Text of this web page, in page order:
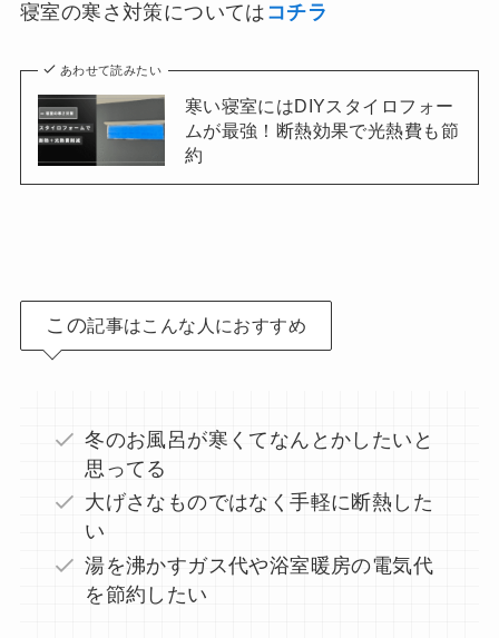
寝室の寒さ対策については コチラ
あわせて読みたい
寒い寝室にはDIYスタイロフォー
ムが最強！断熱効果で光熱費も節
約
この記事はこんな人におすすめ
冬のお風呂が寒くてなんとかしたいと
思ってる
大げさなものではなく手軽に断熱した
い
湯を沸かすガス代や浴室暖房の電気代
を節約したい